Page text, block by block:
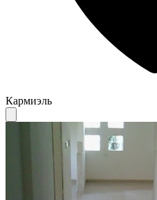
Кармиэль